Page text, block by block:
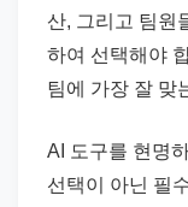
산, 그리고 팀원
하여 선택해야
팀에 가장 잘 맞
AI 도구를 현명
선택이 아닌 필